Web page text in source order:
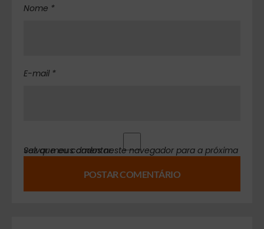
Nome *
E-mail *
Salvar meus dados neste navegador para a próxima vez que eu comentar.